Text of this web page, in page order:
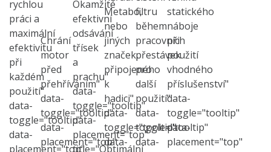
rychlou
práci a
maximální
efektivitu
při
každém
použití"
data-
toggle="tooltip"
data-
placement="top"
Chrání
motor
před
přehříváním"
data-
toggle="tooltip"
data-
placement="top"
Okamžité
efektivní
odsávání
třísek
a
prachu"
data-
toggle="tooltip"
data-
placement="top"
title="Optimální
Metabo,
nebo
jiných
značek,
připojeného
k
hadici"
data-
toggle="tooltip"
data-
filtru
během
pracovních
přestávek
pro
další
použití"
data-
toggle="tooltip"
data-
statického
náboje
při
použití
vhodného
příslušenství"
data-
toggle="tooltip"
data-
placement="top"